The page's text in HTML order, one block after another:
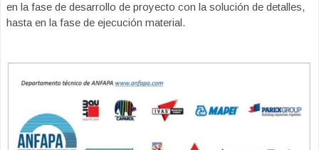
en la fase de desarrollo de proyecto con la solución de detalles,
hasta en la fase de ejecución material.